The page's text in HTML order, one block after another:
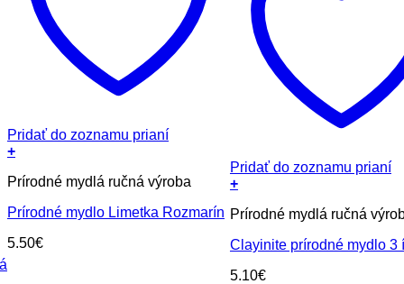
Pridať do zoznamu prianí
+
Prírodné mydlá ručná výroba
Prírodné mydlo Limetka Rozmarín
5.50€
Pridať do zoznamu prianí
+
Prírodné mydlá ručná
Clayinite prírodné mydlo 3
5.10€